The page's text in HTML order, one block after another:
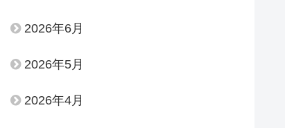
2026年6月
2026年5月
2026年4月